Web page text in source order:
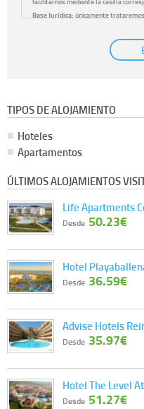
Base Jurídica: únicamente
con carácter general,
debidamente autorizado podrá tener
No se comunicarán datos a terceros.
Información complementaria:
sobre cómo tratamos sus datos en la
TIPOS DE ALOJAMIENTO
Hoteles
Apartamentos
ÚLTIMOS ALOJAMIENTOS
Life Apartments
Desde 50.23€
Hotel
Desde 36.59€
Advise Hotels
Desde 35.97€
Hotel The Level
Desde 51.27€